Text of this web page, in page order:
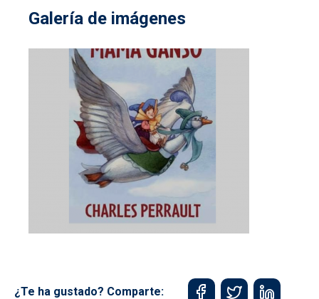
Galería de imágenes
¿Te ha gustado? Comparte: